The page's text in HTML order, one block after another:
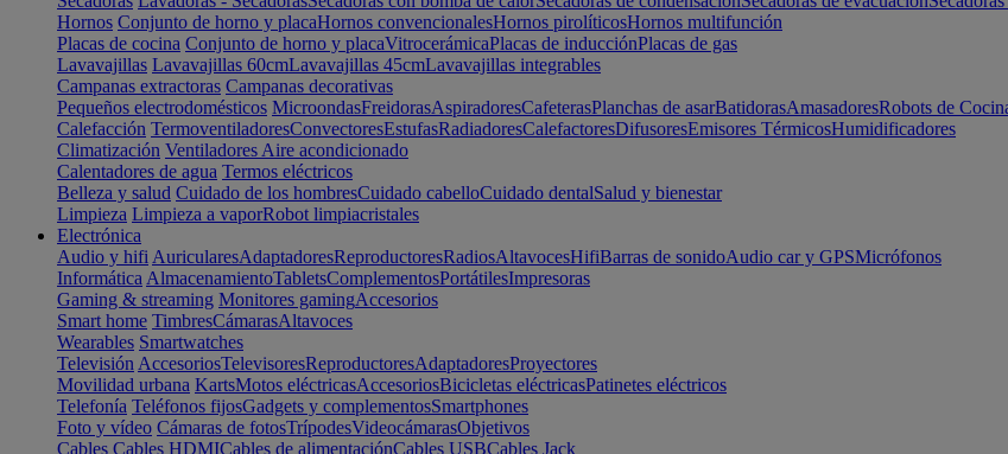
Hornos Conjunto de horno y placaHornos convencionalesHornos pirolíticosHornos multifunción
Placas de cocina Conjunto de horno y placaVitrocerámicaPlacas de inducciónPlacas de gas
Lavavajillas Lavavajillas 60cmLavavajillas 45cmLavavajillas integrables
Campanas extractoras Campanas decorativas
Pequeños electrodomésticos MicroondasFreidorasAspiradoresCafeterasPlanchas de asarBatidorasAmasadoresRobots de
Calefacción TermoventiladoresConvectoresEstufasRadiadoresCalefactoresDifusoresEmisores TérmicosHumidificadores
Climatización Ventiladores Aire acondicionado
Calentadores de agua Termos eléctricos
Belleza y salud Cuidado de los hombresCuidado cabelloCuidado dentalSalud y bienestar
Limpieza Limpieza a vaporRobot limpiacristales
Electrónica
Audio y hifi AuricularesAdaptadoresReproductoresRadiosAltavocesHifiBarras de sonidoAudio car y GPSMicrófonos
Informática AlmacenamientoTabletsComplementosPortátilesImpresoras
Gaming & streaming Monitores gamingAccesorios
Smart home TimbresCámarasAltavoces
Wearables Smartwatches
Televisión AccesoriosTelevisoresReproductoresAdaptadoresProyectores
Movilidad urbana KartsMotos eléctricasAccesoriosBicicletas eléctricasPatinetes eléctricos
Telefonía Teléfonos fijosGadgets y complementosSmartphones
Foto y vídeo Cámaras de fotosTrípodesVideocámarasObjetivos
Cables Cables HDMICables de alimentaciónCables USBCables Jack